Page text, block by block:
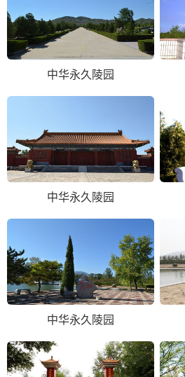
中华永久陵园
中华永久陵园
中华永久陵园